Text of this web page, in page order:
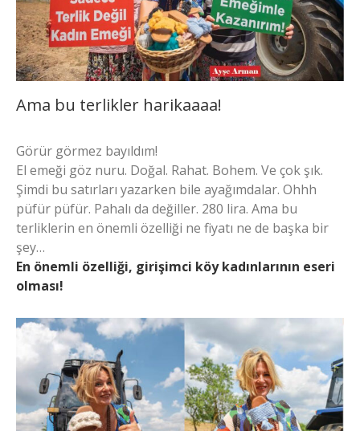
Ama bu terlikler harikaaaa!
Görür görmez bayıldım!
El emeği göz nuru. Doğal. Rahat. Bohem. Ve çok şık.
Şimdi bu satırları yazarken bile ayağımdalar. Ohhh
püfür püfür. Pahalı da değiller. 280 lira. Ama bu
terliklerin en önemli özelliği ne fiyatı ne de başka bir
şey…
En önemli özelliği, girişimci köy kadınlarının eseri
olması!